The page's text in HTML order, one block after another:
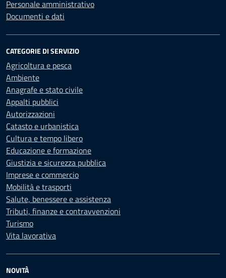
Personale amministrativo
Documenti e dati
CATEGORIE DI SERVIZIO
Agricoltura e pesca
Ambiente
Anagrafe e stato civile
Appalti pubblici
Autorizzazioni
Catasto e urbanistica
Cultura e tempo libero
Educazione e formazione
Giustizia e sicurezza pubblica
Imprese e commercio
Mobilità e trasporti
Salute, benessere e assistenza
Tributi, finanze e contravvenzioni
Turismo
Vita lavorativa
NOVITÀ